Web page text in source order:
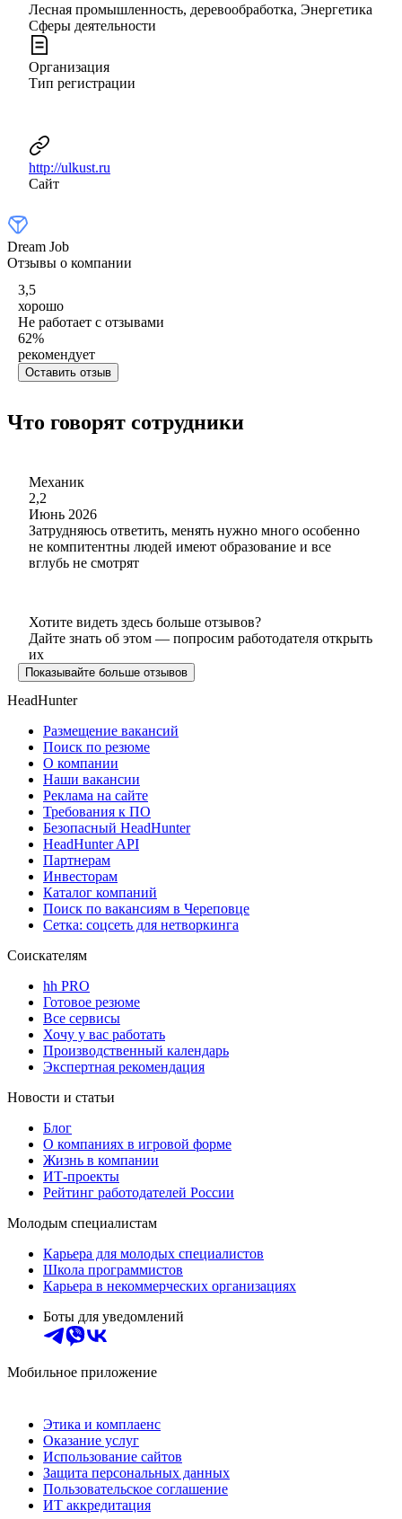
Лесная промышленность, деревообработка, Энергетика
Сферы деятельности
Организация
Тип регистрации
http://ulkust.ru
Сайт
Dream Job
Отзывы о компании
3,5
хорошо
Не работает с отзывами
62%
рекомендует
Оставить отзыв
Что говорят сотрудники
Механик
2,2
Июнь 2026
Затрудняюсь ответить, менять нужно много особенно
не компитентны людей имеют образование и все
вглубь не смотрят
Хотите видеть здесь больше отзывов?
Дайте знать об этом — попросим работодателя открыть
их
Показывайте больше отзывов
HeadHunter
Размещение вакансий
Поиск по резюме
О компании
Наши вакансии
Реклама на сайте
Требования к ПО
Безопасный HeadHunter
HeadHunter API
Партнерам
Инвесторам
Каталог компаний
Поиск по вакансиям в Череповце
Сетка: соцсеть для нетворкинга
Соискателям
hh PRO
Готовое резюме
Все сервисы
Хочу у вас работать
Производственный календарь
Экспертная рекомендация
Новости и статьи
Блог
О компаниях в игровой форме
Жизнь в компании
ИТ-проекты
Рейтинг работодателей России
Молодым специалистам
Карьера для молодых специалистов
Школа программистов
Карьера в некоммерческих организациях
Боты для уведомлений
Мобильное приложение
Этика и комплаенс
Оказание услуг
Использование сайтов
Защита персональных данных
Пользовательское соглашение
ИТ аккредитация